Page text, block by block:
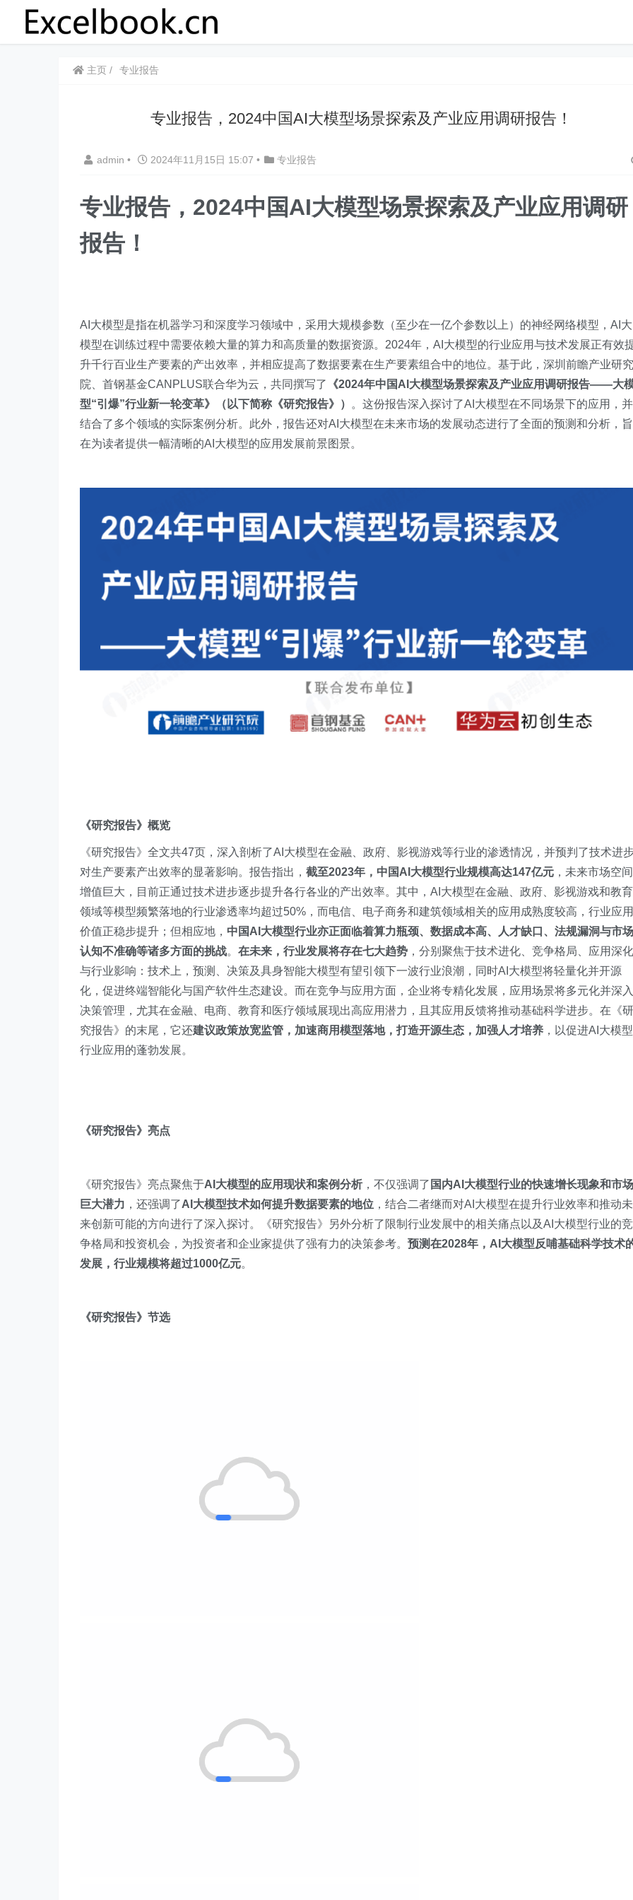
主页 专业报告
专业报告，2024中国AI大模型场景探索及产业应用调研报告！
admin • 2024年11月15日 15:07 • 专业报告
专业报告，2024中国AI大模型场景探索及产业应用调研
报告！
AI大模型是指在机器学习和深度学习领域中，采用大规模参数（至少在一亿个参数以上）的神经网络模型，AI大
模型在训练过程中需要依赖大量的算力和高质量的数据资源。2024年，AI大模型的行业应用与技术发展正有效
升千行百业生产要素的产出效率，并相应提高了数据要素在生产要素组合中的地位。基于此，深圳前瞻产业研究
院、首钢基金CANPLUS联合华为云，共同撰写了
《2024年中国AI大模型场景探索及产业应用调研报告——大
型“引爆”行业新一轮变革》（以下简称《研究报告》）
。这份报告深入探讨了AI大模型在不同场景下的应用，并
结合了多个领域的实际案例分析。此外，报告还对AI大模型在未来市场的发展动态进行了全面的预测和分析，旨
在为读者提供一幅清晰的AI大模型的应用发展前景图景。
《研究报告》概览
《研究报告》全文共47页，深入剖析了AI大模型在金融、政府、影视游戏等行业的渗透情况，并预判了技术进
对生产要素产出效率的显著影响。报告指出， 截至2023年，中国AI大模型行业规模高达147亿元 ，未来市场空间
增值巨大，目前正通过技术进步逐步提升各行各业的产出效率。其中，AI大模型在金融、政府、影视游戏和教育
领域等模型频繁落地的行业渗透率均超过50%，而电信、电子商务和建筑领域相关的应用成熟度较高，行业应用
价值正稳步提升；但相应地， 中国AI大模型行业亦正面临着算力瓶颈、数据成本高、人才缺口、法规漏洞与市场
认知不准确等诸多方面的挑战。 在未来，行业发展将存在七大趋势 ，分别聚焦于技术进化、竞争格局、应用深化
与行业影响：技术上，预测、决策及具身智能大模型有望引领下一波行业浪潮，同时AI大模型将轻量化并开源
化，促进终端智能化与国产软件生态建设。而在竞争与应用方面，企业将专精化发展，应用场景将多元化并深入
决策管理，尤其在金融、电商、教育和医疗领域展现出高应用潜力，且其应用反馈将推动基础科学进步。在《研
究报告》的末尾，它还建议政策放宽监管，加速商用模型落地，打造开源生态，加强人才培养 ，以促进AI大模型
行业应用的蓬勃发展。
《研究报告》亮点
《研究报告》亮点聚焦于AI大模型的应用现状和案例分析 ，不仅强调了 国内AI大模型行业的快速增长现象和市场
巨大潜力 ，还强调了AI大模型技术如何提升数据要素的地位 ，结合二者继而对AI大模型在提升行业效率和推动未
来创新可能的方向进行了深入探讨。《研究报告》另外分析了限制行业发展中的相关痛点以及AI大模型行业的竞
争格局和投资机会，为投资者和企业家提供了强有力的决策参考。 预测在2028年，AI大模型反哺基础科学技术
发展，行业规模将超过1000亿元。
《研究报告》节选